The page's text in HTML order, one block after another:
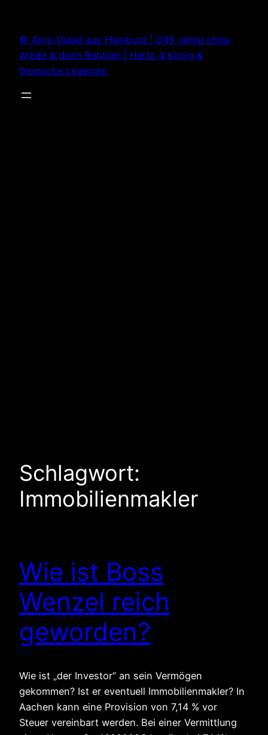
springen
© Arno Dübel aus Hamburg | Ü45 Jahre ohne
Arbeit & dann Rentner | Hartz 4 König &
Deutsche Legende.
Schlagwort:
Immobilienmakler
Wie ist Boss
Wenzel reich
geworden?
Wie ist „der Investor“ an sein Vermögen
gekommen? Ist er eventuell Immobilienmakler? In
Aachen kann eine Provision von 7,14 % vor
Steuer vereinbart werden. Bei einer Vermittlung